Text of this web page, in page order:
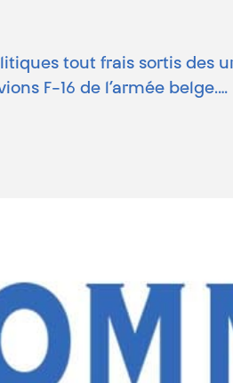
tout frais sortis des
F-16 de l’armée belge.…